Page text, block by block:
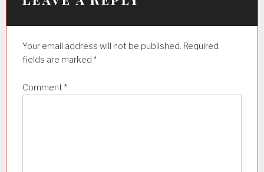
t
Your email address will not be published. Required
fields are marked *
Comment *